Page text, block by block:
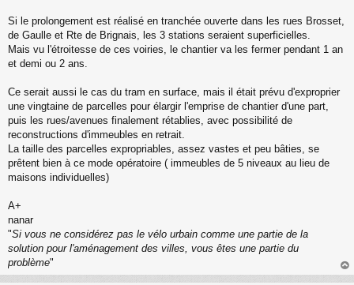
Si le prolongement est réalisé en tranchée ouverte dans les rues Brosset,
de Gaulle et Rte de Brignais, les 3 stations seraient superficielles.
Mais vu l'étroitesse de ces voiries, le chantier va les fermer pendant 1 an
et demi ou 2 ans.
Ce serait aussi le cas du tram en surface, mais il était prévu d'exproprier
une vingtaine de parcelles pour élargir l'emprise de chantier d'une part,
puis les rues/avenues finalement rétablies, avec possibilité de
reconstructions d'immeubles en retrait.
La taille des parcelles expropriables, assez vastes et peu bâties, se
prêtent bien à ce mode opératoire ( immeubles de 5 niveaux au lieu de
maisons individuelles)
A+
nanar
"Si vous ne considérez pas le vélo urbain comme une partie de la
solution pour l'aménagement des villes, vous êtes une partie du
problème"
au